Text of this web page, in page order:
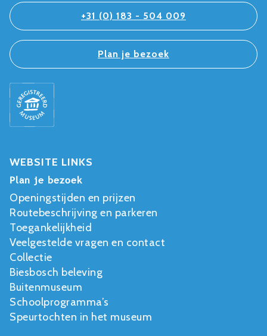
+31 (0) 183 - 504 009
Plan je bezoek
WEBSITE LINKS
Plan je bezoek
Openingstijden en prijzen
Routebeschrijving en parkeren
Toegankelijkheid
Veelgestelde vragen en contact
Collectie
Biesbosch beleving
Buitenmuseum
Schoolprogramma’s
Speurtochten in het museum